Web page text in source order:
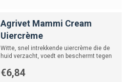
Agrivet Mammi Cream
Uiercrème
Witte, snel intrekkende uiercrème die de
huid verzacht, voedt en beschermt tegen
€6,84